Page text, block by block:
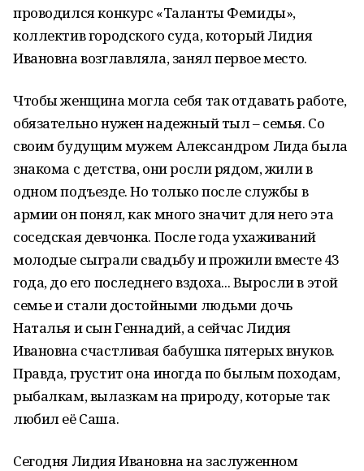
проводился конкурс «Таланты Фемиды»,
коллектив городского суда, который Лидия
Ивановна возглавляла, занял первое место.
Чтобы женщина могла себя так отдавать работе,
обязательно нужен надежный тыл – семья. Со
своим будущим мужем Александром Лида была
знакома с детства, они росли рядом, жили в
одном подъезде. Но только после службы в
армии он понял, как много значит для него эта
соседская девчонка. После года ухаживаний
молодые сыграли свадьбу и прожили вместе 43
года, до его последнего вздоха... Выросли в этой
семье и стали достойными людьми дочь
Наталья и сын Геннадий, а сейчас Лидия
Ивановна счастливая бабушка пятерых внуков.
Правда, грустит она иногда по былым походам,
рыбалкам, вылазкам на природу, которые так
любил её Саша.
Сегодня Лидия Ивановна на заслуженном